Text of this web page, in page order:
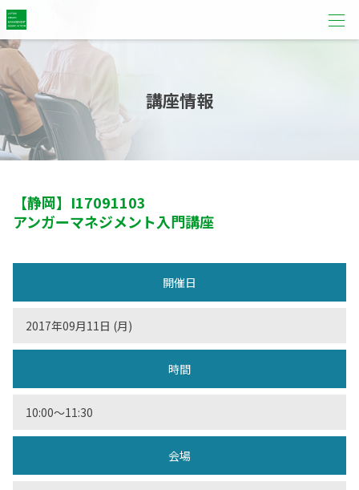
講座情報
【静岡】 I17091103
アンガーマネジメント入門講座
開催日
2017年09月11日 (月)
時間
10:00〜11:30
会場